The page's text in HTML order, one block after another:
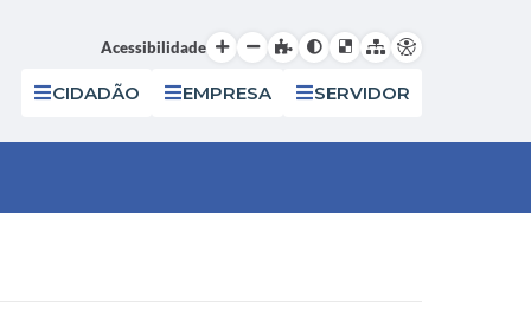
Acessibilidade
CIDADÃO EMPRESA SERVIDOR